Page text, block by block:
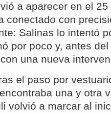
a aparecer en el
conectado con
Salinas lo intentó
por poco y, antes
una nueva
el paso por
una y otra
volvió a marcar al